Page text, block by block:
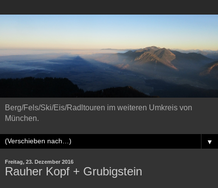
Berg/Fels/Ski/Eis/Radltouren im weiteren Umkreis von
München.
▼
Freitag, 23. Dezember 2016
Rauher Kopf + Grubigstein